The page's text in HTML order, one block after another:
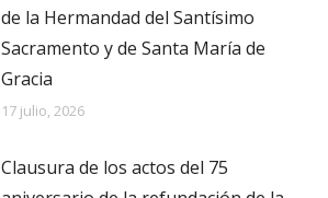
de la Hermandad del Santísimo
Sacramento y de Santa María de
Gracia
17 julio, 2026
Clausura de los actos del 75